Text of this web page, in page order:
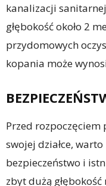
kanalizacji
głębokość około 2
przydomowych
kopania może
Przed rozpoczęciem
swojej działce,
bezpieczeństwo i
zbyt dużą